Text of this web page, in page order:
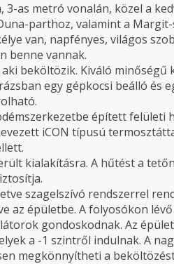
3-as metró vonalán, közel a
parthoz, valamint a
van, napfényes, világos
benne vannak.
beköltözik. Kiváló minőségű
egy gépkocsi beálló és
épített felületi
iCON típusú
kialakításra. A hűtést a
szagelszívó rendszerrel
az épületbe. A folyosókon
gondoskodnak. Az
a -1 szintről indulnak. A
megkönnyítheti a